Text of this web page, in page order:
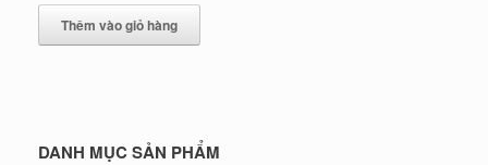
là:
₫280,000.
tại
là:
₫250,000.
Thêm vào giỏ hàng
DANH MỤC SẢN PHẨM